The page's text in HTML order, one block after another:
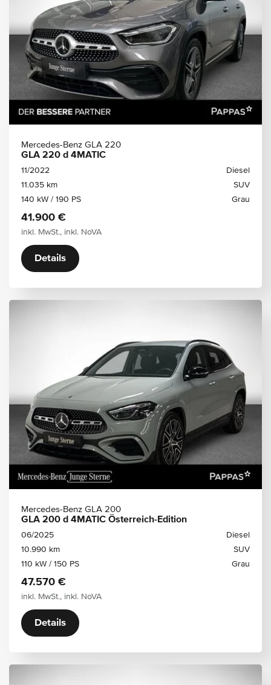
Mercedes-Benz GLA 220
GLA 220 d 4MATIC
11/2022
Diesel
11.035 km
SUV
140 kW / 190 PS
Grau
41.900 €
inkl. MwSt., inkl. NoVA
Details
Mercedes-Benz GLA 200
GLA 200 d 4MATIC Österreich-Edition
06/2025
Diesel
10.990 km
SUV
110 kW / 150 PS
Grau
47.570 €
inkl. MwSt., inkl. NoVA
Details